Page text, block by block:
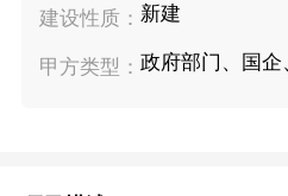
建设性质： 新建
甲方类型： 政府部门、国企